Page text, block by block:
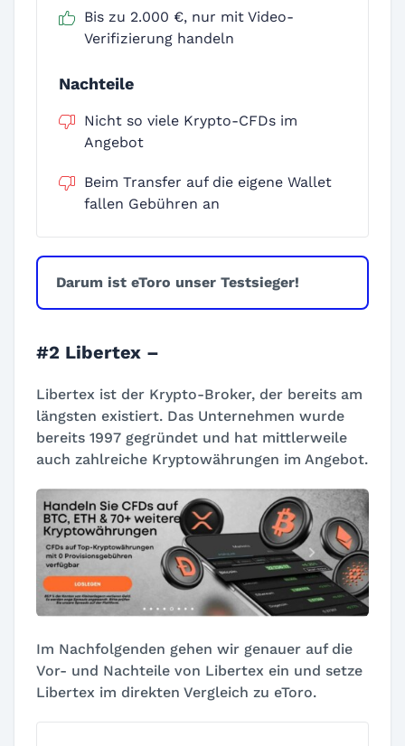
Bis zu 2.000 €, nur mit Video-
Verifizierung handeln
Nachteile
Nicht so viele Krypto-CFDs im
Angebot
Beim Transfer auf die eigene Wallet
fallen Gebühren an
Darum ist eToro unser Testsieger!
#2 Libertex –
Libertex ist der Krypto-Broker, der bereits am
längsten existiert. Das Unternehmen wurde
bereits 1997 gegründet und hat mittlerweile
auch zahlreiche Kryptowährungen im Angebot.
Im Nachfolgenden gehen wir genauer auf die
Vor- und Nachteile von Libertex ein und setze
Libertex im direkten Vergleich zu eToro.